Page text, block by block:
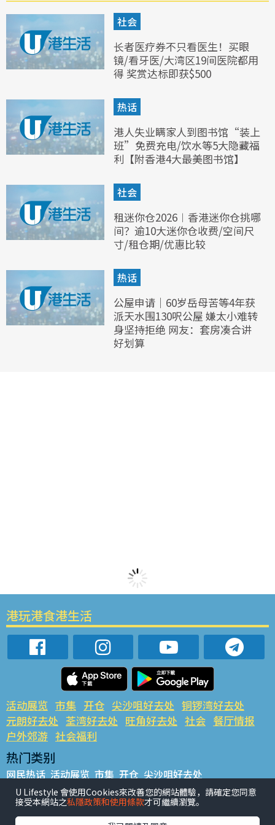
社会
长者医疗券不只看医生！买眼
镜/看牙医/大湾区19间医院都用
得 奖赏达标即获$500
热话
港人失业瞒家人到图书馆“装上
班”免费充电/饮水等5大隐藏福
利【附香港4大最美图书馆】
社会
租迷你仓2026︱香港迷你仓挑哪
间？逾10大迷你仓收费/空间尺
寸/租仓期/优惠比较
热话
公屋申请｜60岁岳母苦等4年获
派天水围130呎公屋 嫌太小难转
身坚持拒绝 网友：套房凑合讲
好划算
港玩港食港生活
活动展览 市集 开仓 尖沙咀好去处 铜锣湾好去处
元朗好去处 荃湾好去处 旺角好去处 社会 餐厅情报
户外郊游 社会福利
热门类别
网民热话 活动展览 市集 开仓 尖沙咀好去处
铜锣湾好去处 元朗好去处 荃湾好去处 旺角好去处 社会
餐厅情报 户外郊游
U Lifestyle 會使用Cookies來改善您的網站體驗，請確定您同意
接受本網站之私隱政策和使用條款才可繼續瀏覽。